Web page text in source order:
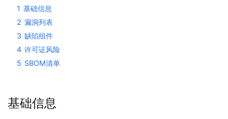
1 基础信息
2 漏洞列表
3 缺陷组件
4 许可证风险
5 SBOM清单
基础信息